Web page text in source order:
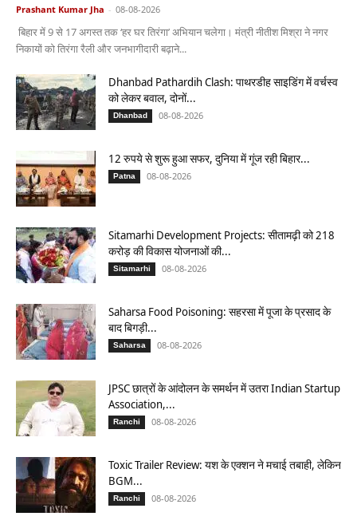
Prashant Kumar Jha - 08-08-2026
बिहार में 9 से 17 अगस्त तक ‘हर घर तिरंगा’ अभियान चलेगा। मंत्री नीतीश मिश्रा ने नगर
निकायों को तिरंगा रैली और जनभागीदारी बढ़ाने...
Dhanbad Pathardih Clash: पाथरडीह साइडिंग में वर्चस्व
को लेकर बवाल, दोनों...
Dhanbad 08-08-2026
12 रुपये से शुरू हुआ सफर, दुनिया में गूंज रही बिहार...
Patna 08-08-2026
Sitamarhi Development Projects: सीतामढ़ी को 218
करोड़ की विकास योजनाओं की...
Sitamarhi 08-08-2026
Saharsa Food Poisoning: सहरसा में पूजा के प्रसाद के
बाद बिगड़ी...
Saharsa 08-08-2026
JPSC छात्रों के आंदोलन के समर्थन में उतरा Indian Startup
Association,...
Ranchi 08-08-2026
Toxic Trailer Review: यश के एक्शन ने मचाई तबाही, लेकिन
BGM...
Ranchi 08-08-2026